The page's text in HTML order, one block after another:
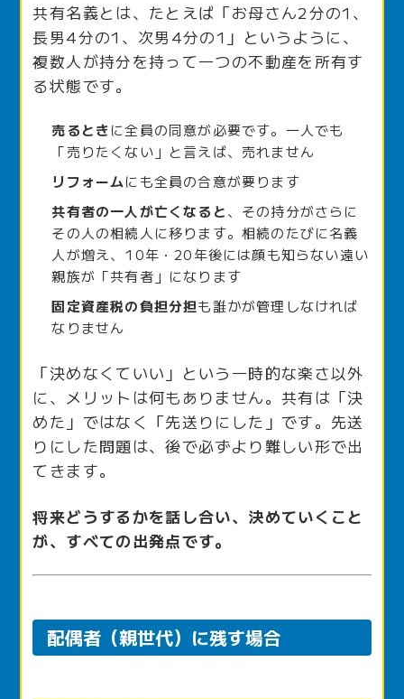
共有名義とは、たとえば「お母さん2分の1、
長男4分の1、次男4分の1」というように、
複数人が持分を持って一つの不動産を所有す
る状態です。
売るときに全員の同意が必要です。一人でも
「売りたくない」と言えば、売れません
リフォームにも全員の合意が要ります
共有者の一人が亡くなると、その持分がさらに
その人の相続人に移ります。相続のたびに名義
人が増え、10年・20年後には顔も知らない遠い
親族が「共有者」になります
固定資産税の負担分担も誰かが管理しなければ
なりません
「決めなくていい」という一時的な楽さ以外
に、メリットは何もありません。共有は「決
めた」ではなく「先送りにした」です。先送
りにした問題は、後で必ずより難しい形で出
てきます。
将来どうするかを話し合い、決めていくこと
が、すべての出発点です。
配偶者（親世代）に残す場合